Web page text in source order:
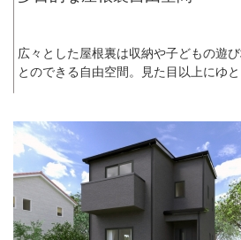
広々とした屋根裏は収納や子どもの遊
とのできる自由空間。見た目以上にゆと